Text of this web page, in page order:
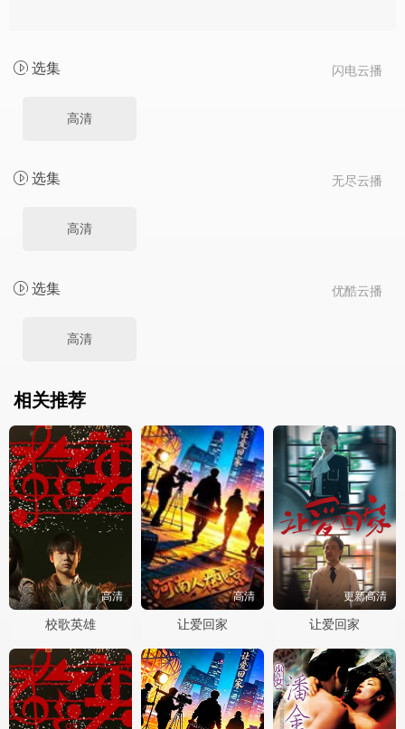
闪电云播
选集
高清
无尽云播
选集
高清
优酷云播
选集
高清
相关推荐
高清
校歌英雄
高清
让爱回家
更新高清
让爱回家